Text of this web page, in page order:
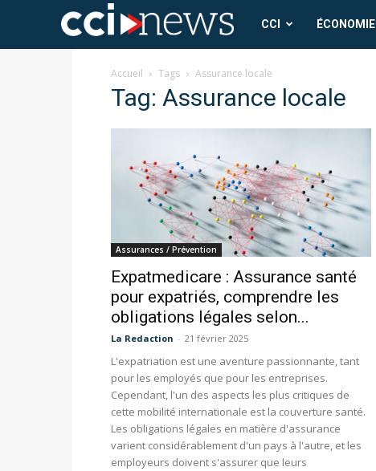
CCI
News
CCI ÉCONOMIE
Accueil Tags Assurance locale
Tag: Assurance locale
Assurances / Prévention
Expatmedicare : Assurance santé
pour expatriés, comprendre les
obligations légales selon...
La Redaction - 21 février 2025
L'expatriation est une aventure passionnante, tant
pour les employés que pour les entreprises.
Cependant, l'un des aspects les plus critiques de
cette mobilité internationale est la couverture santé.
Les obligations légales en matière d'assurance
varient considérablement d'un pays à l'autre, et les
employeurs doivent s'assurer que leurs